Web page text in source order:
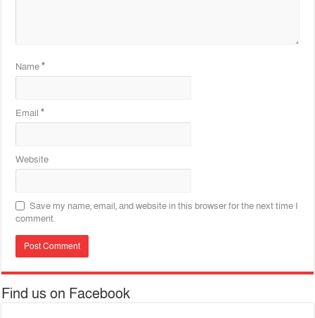
Name*
Email*
Website
Save my name, email, and website in this browser for the next time I
comment.
Find us on Facebook